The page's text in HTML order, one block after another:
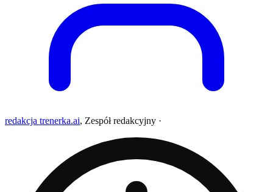
redakcja trenerka.ai, Zespół redakcyjny ·